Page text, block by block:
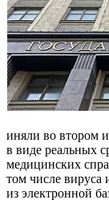
иняли во втором
в виде реальных
медицинских
том числе
из электронной